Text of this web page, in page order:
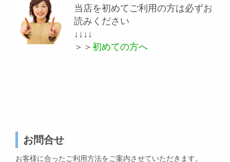
当店を初めてご利用の方は必ずお
読みください
↓↓↓↓
＞＞ 初めての方へ
お問合せ
お客様に合ったご利用方法をご案内させていただきます。